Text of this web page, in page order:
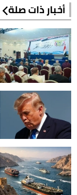
أخبار ذات صلة